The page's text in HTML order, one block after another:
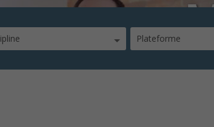
Plateforme